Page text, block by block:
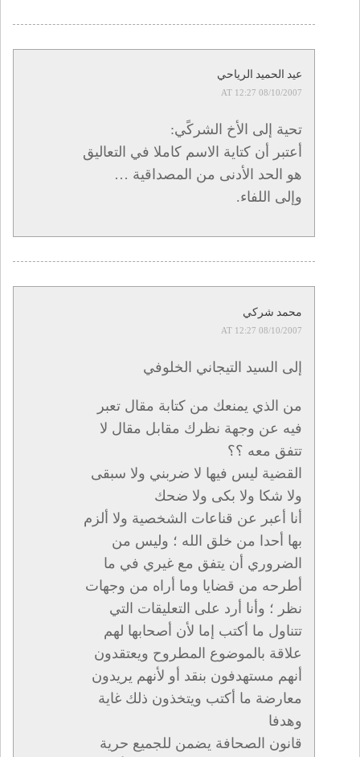
عيد الحميد الرياحي
08/10/2007 AT 12:27
تحية إلى الأخ الشركًي:
أعتبر أن كتاية الاسم كاملا في التعاليق
هو الحد الأدنى من المصداقية …
وإلى اللفاء.
محمد شركي
08/10/2007 AT 12:27
إلى السيد التيجاني الخلوفي
من الذي يمنعك من كتابة مقال تعبر
فيه عن وجهة نظرك مقابل مقال لا
تتفق معه ؟؟
القضية ليس فيها لا ضربني ولا سبقى
ولا شكا ولا بكى ولا ضحك
أنا أعبر عن قناعات الشخصية ولا ألزم
بها أحدا من خلق الله ؛ وليس من
الضروري أن يتفق مع غيري في ما
أطرحه من قضايا وما أراه من وجهات
نظر ؛ وأنا أرد على التعليقات التي
تتناول ما أكتب إما لأن أصحابها لهم
علاقة بالموضوع المطروح ويعتقدون
أنهم مستهدفون بنقد أو لأنهم يريدون
معارضة ما أكتب ويتخذون ذلك غاية
وهدفا
قانون الصحافة يضمن للجميع حرية